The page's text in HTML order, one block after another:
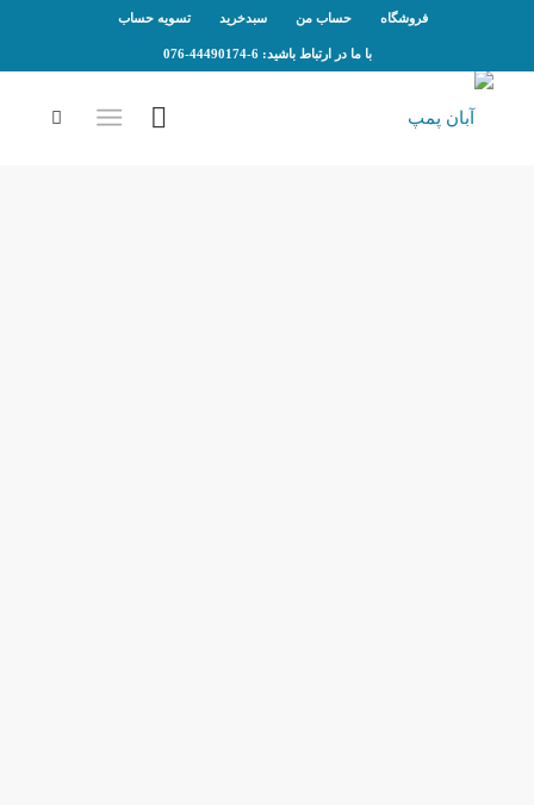
فروشگاه حساب من سبدخرید تسویه حساب
با ما در ارتباط باشید: 6-44490174-076